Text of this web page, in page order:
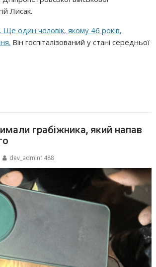
Лисак.
один чоловік, якому 46 років,
Він госпіталізований у стані середньої
грабіжника, який напав
dev_admin1488